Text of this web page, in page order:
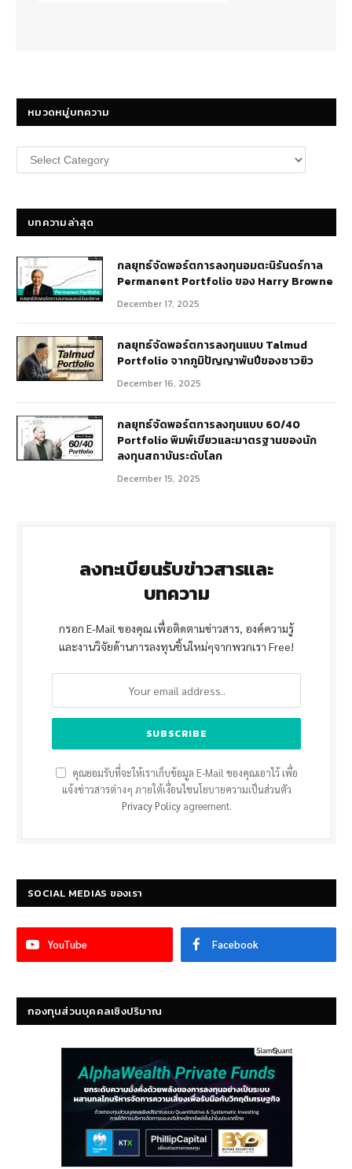
หมวดหมู่บทความ
หมวด
หมู่
บทความล่าสุด
กลยุทธ์​จัดพอร์ตการลงทุนอมตะนิรันดร์กาล
Permanent Portfolio ของ Harry Browne
December 17, 2025
กลยุทธ์จัดพอร์ตการลงทุนแบบ Talmud
Portfolio จากภูมิปัญญาพันปีของชาวยิว
December 16, 2025
กลยุทธ์จัดพอร์ตการลงทุนแบบ 60/40
Portfolio พิมพ์เขียวและมาตรฐานของนัก
ลงทุนสถาบันระดับโลก
December 15, 2025
ลงทะเบียนรับข่าวสารและ
บทความ
กรอก E-Mail ของคุณ เพื่อติดตามข่าวสาร, องค์ความรู้
และงานวิจัยด้านการลงทุนชิ้นใหม่ๆจากพวกเรา Free!
คุณยอมรับที่จะให้เราเก็บข้อมูล E-Mail ของคุณเอาไว้ เพื่อ
แจ้งข่าวสารต่างๆ ภายใต้เงื่อนไขนโยบายความเป็นส่วนตัว
Privacy Policyagreement.
SOCIAL MEDIAS ของเรา
YouTube Facebook
กองทุนส่วนบุคคลเชิงปริมาณ